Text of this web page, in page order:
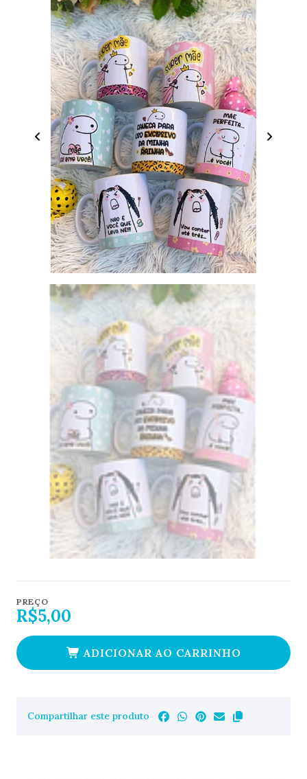
PREÇO
R$5,00
ADICIONAR AO CARRINHO
Compartilhar este produto